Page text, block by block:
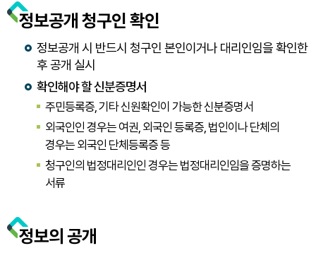
정보공개 청구인 확인
정보공개 시 반드시 청구인 본인이거나 대리인임을 확인한
후 공개 실시
확인해야 할 신분증명서
주민등록증, 기타 신원확인이 가능한 신분증명서
외국인인 경우는 여권, 외국인 등록증, 법인이나 단체의
경우는 외국인 단체등록증 등
청구인의 법정대리인인 경우는 법정대리인임을 증명하는
서류
정보의 공개